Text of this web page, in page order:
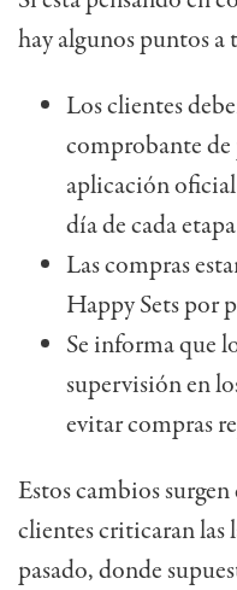
hay algunos puntos a
Los clientes
comprobante
aplicación
día de cada
Las compras
Happy Sets por
Se informa que
supervisión en
evitar compras
Estos cambios
clientes criticaran las
pasado, donde